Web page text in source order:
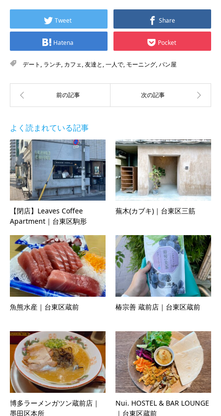
Tweet Share
Hatena Pocket
デート , ランチ, カフェ,友達と,一人で, モーニング,パン屋
よく読まれている記事
【閉店】Leaves Coffee
Apartment｜台東区駒形
蕪木(カブキ)｜台東区三筋
魚熊水産｜台東区蔵前 椿宗善 蔵前店｜台東区蔵前
博多ラーメンガツン蔵前店｜
墨田区本所
Nui. HOSTEL & BAR LOUNGE
｜台東区蔵前